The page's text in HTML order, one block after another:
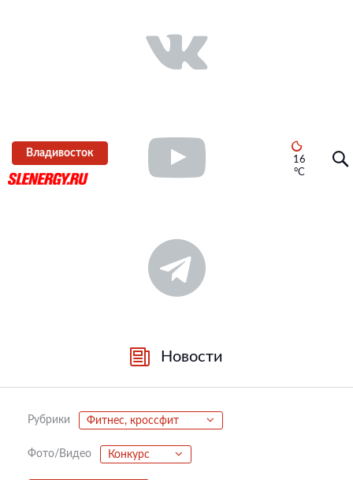
Владивосток
16
°C
Новости
Рубрики Фитнес, кроссфит
Фото/Видео Конкурс